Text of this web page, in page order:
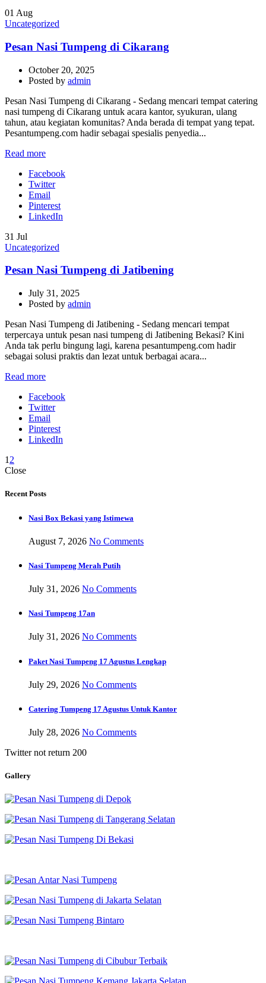
01 Aug
Uncategorized
Pesan Nasi Tumpeng di Cikarang
October 20, 2025
Posted by admin
Pesan Nasi Tumpeng di Cikarang - Sedang mencari tempat catering
nasi tumpeng di Cikarang untuk acara kantor, syukuran, ulang
tahun, atau kegiatan komunitas? Anda berada di tempat yang tepat.
Pesantumpeng.com hadir sebagai spesialis penyedia...
Read more
Facebook
Twitter
Email
Pinterest
LinkedIn
31 Jul
Uncategorized
Pesan Nasi Tumpeng di Jatibening
July 31, 2025
Posted by admin
Pesan Nasi Tumpeng di Jatibening - Sedang mencari tempat
terpercaya untuk pesan nasi tumpeng di Jatibening Bekasi? Kini
Anda tak perlu bingung lagi, karena pesantumpeng.com hadir
sebagai solusi praktis dan lezat untuk berbagai acara...
Read more
Facebook
Twitter
Email
Pinterest
LinkedIn
1 2
Close
Recent Posts
Nasi Box Bekasi yang Istimewa
August 7, 2026 No Comments
Nasi Tumpeng Merah Putih
July 31, 2026 No Comments
Nasi Tumpeng 17an
July 31, 2026 No Comments
Paket Nasi Tumpeng 17 Agustus Lengkap
July 29, 2026 No Comments
Catering Tumpeng 17 Agustus Untuk Kantor
July 28, 2026 No Comments
Twitter not return 200
Gallery